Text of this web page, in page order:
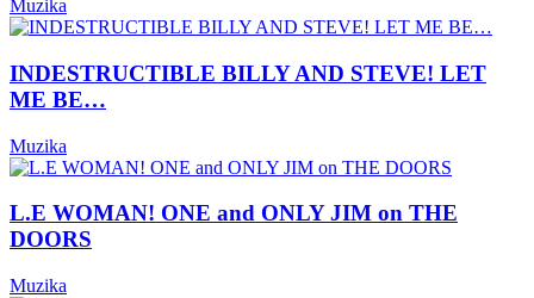
Muzika
INDESTRUCTIBLE BILLY AND STEVE! LET
ME BE…
Muzika
L.E WOMAN! ONE and ONLY JIM on THE
DOORS
Muzika